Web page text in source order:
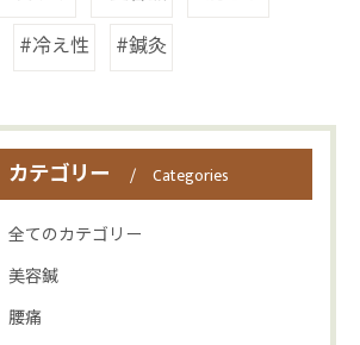
#冷え性
#鍼灸
カテゴリー Categories
全てのカテゴリー
美容鍼
腰痛